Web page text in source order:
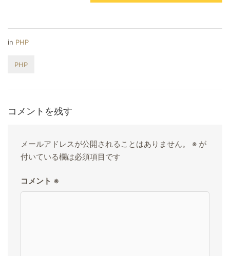
in PHP
PHP
コメントを残す
メールアドレスが公開されることはありません。 ※ が
付いている欄は必須項目です
コメント ※